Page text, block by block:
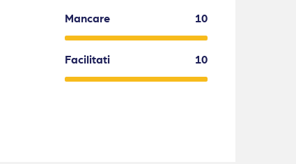
Mancare 10
Facilitati 10